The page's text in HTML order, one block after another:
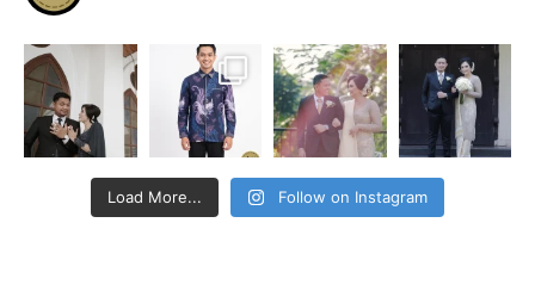
Load More... Follow on Instagram